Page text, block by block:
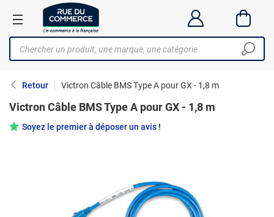
Retour Victron Câble BMS Type A pour GX - 1,8 m
Victron Câble BMS Type A pour GX - 1,8 m
Soyez le premier à déposer un avis !